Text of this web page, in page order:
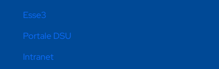
Esse3
Portale DSU
Intranet